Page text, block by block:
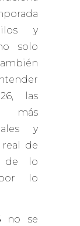
y
solo
las
más
y
real de
de lo
lo
no se